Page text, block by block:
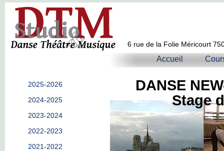
6 rue de la Folie Méricourt
Accueil
DANSE
Stage
2025-2026
2024-2025
2023-2024
2022-2023
2021-2022